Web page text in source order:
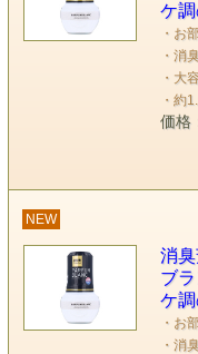
ケ
・お
・消
・大
・約
価格
NEW
消
ブ
ケ
・お
・消